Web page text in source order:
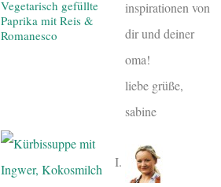
Vegetarisch gefüllte
Paprika mit Reis &
Romanesco
inspirationen von
dir und deiner
oma!
liebe grüße,
sabine